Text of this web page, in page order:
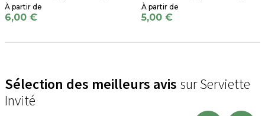
6,00 € 5,00 €
Sélection des meilleurs avis sur Serviette
Invité